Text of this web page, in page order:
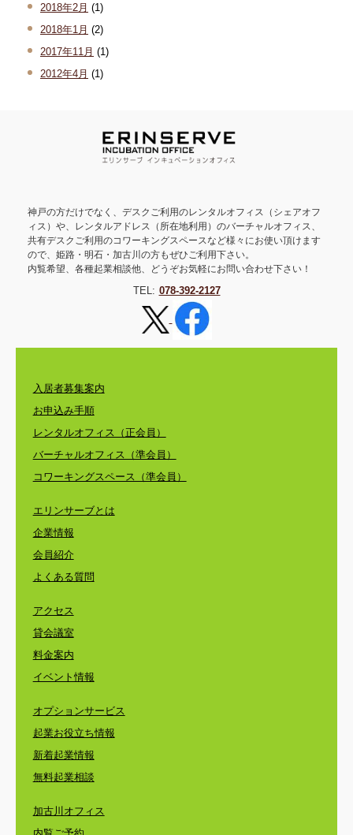
2018年2月 (1)
2018年1月 (2)
2017年11月 (1)
2012年4月 (1)
神戸の方だけでなく、デスクご利用のレンタルオフィス（シェアオフ
ィス）や、レンタルアドレス（所在地利用）のバーチャルオフィス、
共有デスクご利用のコワーキングスペースなど様々にお使い頂けます
ので、姫路・明石・加古川の方もぜひご利用下さい。
内覧希望、各種起業相談他、どうぞお気軽にお問い合わせ下さい！
TEL: 078-392-2127
入居者募集案内
お申込み手順
レンタルオフィス（正会員）
バーチャルオフィス（準会員）
コワーキングスペース（準会員）
エリンサーブとは
企業情報
会員紹介
よくある質問
アクセス
貸会議室
料金案内
イベント情報
オプションサービス
起業お役立ち情報
新着起業情報
無料起業相談
加古川オフィス